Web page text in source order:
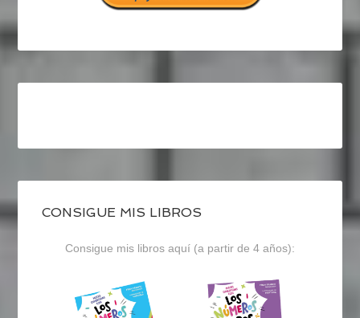
CONSIGUE MIS LIBROS
Consigue mis libros aquí (a partir de 4 años):